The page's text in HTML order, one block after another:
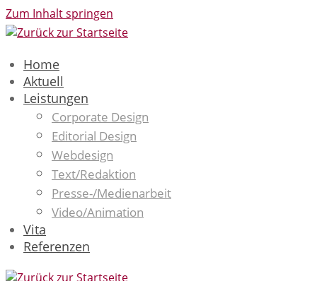
Zum Inhalt springen
Home
Aktuell
Leistungen
Corporate Design
Editorial Design
Webdesign
Text/Redaktion
Presse-/Medienarbeit
Video/Animation
Vita
Referenzen